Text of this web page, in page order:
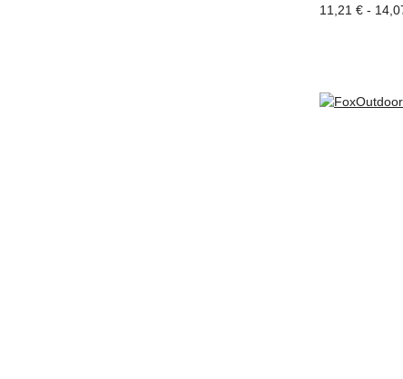
11,21 € -